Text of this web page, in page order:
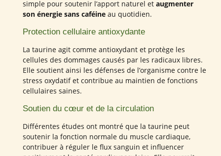
simple pour soutenir l’apport naturel et augmenter
son énergie sans caféine au quotidien.
Protection cellulaire antioxydante
La taurine agit comme antioxydant et protège les
cellules des dommages causés par les radicaux libres.
Elle soutient ainsi les défenses de l’organisme contre le
stress oxydatif et contribue au maintien de fonctions
cellulaires saines.
Soutien du cœur et de la circulation
Différentes études ont montré que la taurine peut
soutenir la fonction normale du muscle cardiaque,
contribuer à réguler le flux sanguin et influencer